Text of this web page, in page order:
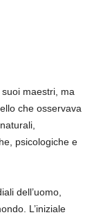
maestri, ma
che osservava
psicologiche e
dell’uomo,
L’iniziale